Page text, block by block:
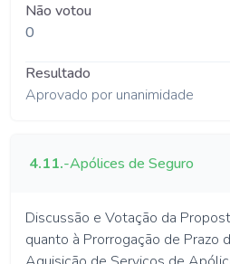
Não votou
0
Resultado
Aprovado por unanimidade
4.11.-Apólices de Seguro
Discussão e Votação da
quanto à Prorrogação de Prazo